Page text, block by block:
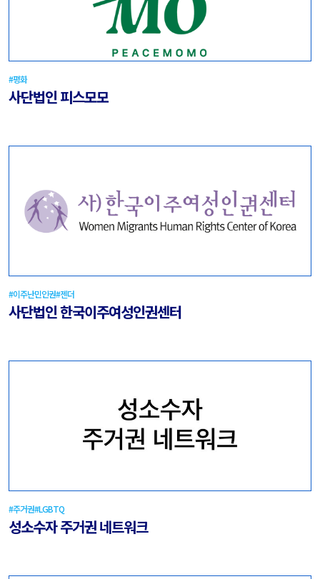
#평화
사단법인 피스모모
#이주난민인권#젠더
사단법인 한국이주여성인권센터
#주거권#LGBTQ
성소수자 주거권 네트워크